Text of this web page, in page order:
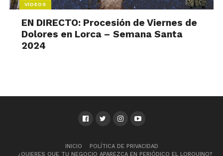
VÍDEOS
EN DIRECTO: Procesión de Viernes de
Dolores en Lorca – Semana Santa
2024
INICIO
POLÍTICA DE PRIVACIDAD
¿QUIERES QUE TU NEGOCIO APAREZCA EN PERIÓDICO EL LORQUINO?